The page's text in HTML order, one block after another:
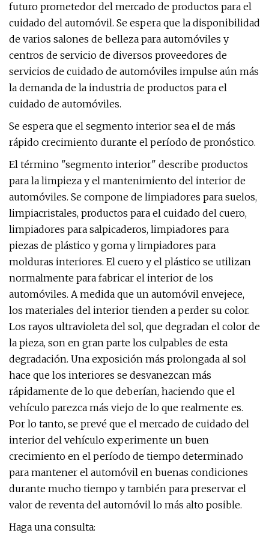
futuro prometedor del mercado de productos para el
cuidado del automóvil. Se espera que la disponibilidad
de varios salones de belleza para automóviles y
centros de servicio de diversos proveedores de
servicios de cuidado de automóviles impulse aún más
la demanda de la industria de productos para el
cuidado de automóviles.
Se espera que el segmento interior sea el de más
rápido crecimiento durante el período de pronóstico.
El término "segmento interior" describe productos
para la limpieza y el mantenimiento del interior de
automóviles. Se compone de limpiadores para suelos,
limpiacristales, productos para el cuidado del cuero,
limpiadores para salpicaderos, limpiadores para
piezas de plástico y goma y limpiadores para
molduras interiores. El cuero y el plástico se utilizan
normalmente para fabricar el interior de los
automóviles. A medida que un automóvil envejece,
los materiales del interior tienden a perder su color.
Los rayos ultravioleta del sol, que degradan el color de
la pieza, son en gran parte los culpables de esta
degradación. Una exposición más prolongada al sol
hace que los interiores se desvanezcan más
rápidamente de lo que deberían, haciendo que el
vehículo parezca más viejo de lo que realmente es.
Por lo tanto, se prevé que el mercado de cuidado del
interior del vehículo experimente un buen
crecimiento en el período de tiempo determinado
para mantener el automóvil en buenas condiciones
durante mucho tiempo y también para preservar el
valor de reventa del automóvil lo más alto posible.
Haga una consulta: